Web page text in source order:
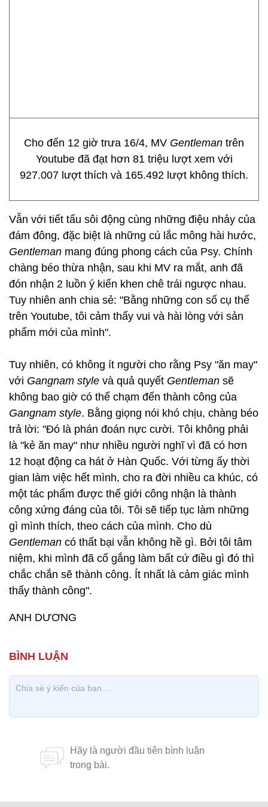
Cho đến 12 giờ trưa 16/4, MV Gentleman trên
Youtube đã đạt hơn 81 triệu lượt xem với
927.007 lượt thích và 165.492 lượt không thích.
Vẫn với tiết tấu sôi động cùng những điệu nhảy của
đám đông, đặc biệt là những cú lắc mông hài hước,
Gentleman mang đúng phong cách của Psy. Chính
chàng béo thừa nhận, sau khi MV ra mắt, anh đã
đón nhận 2 luồn ý kiến khen chê trái ngược nhau.
Tuy nhiên anh chia sẻ: "Bằng những con số cụ thể
trên Youtube, tôi cảm thấy vui và hài lòng với sản
phẩm mới của mình".
Tuy nhiên, có không ít người cho rằng Psy "ăn may"
với Gangnam style và quả quyết Gentleman sẽ
không bao giờ có thể chạm đến thành công của
Gangnam style. Bằng giọng nói khó chịu, chàng béo
trả lời: "Đó là phán đoán nực cười. Tôi không phải
là "kẻ ăn may" như nhiều người nghĩ vì đã có hơn
12 hoạt động ca hát ở Hàn Quốc. Với từng ấy thời
gian làm việc hết mình, cho ra đời nhiều ca khúc, có
một tác phẩm được thế giới công nhận là thành
công xứng đáng của tôi. Tôi sẽ tiếp tục làm những
gì mình thích, theo cách của mình. Cho dù
Gentleman có thất bại vẫn không hề gì. Bởi tôi tâm
niệm, khi mình đã cố gắng làm bất cứ điều gì đó thì
chắc chắn sẽ thành công. Ít nhất là cảm giác mình
thấy thành công".
ANH DƯƠNG